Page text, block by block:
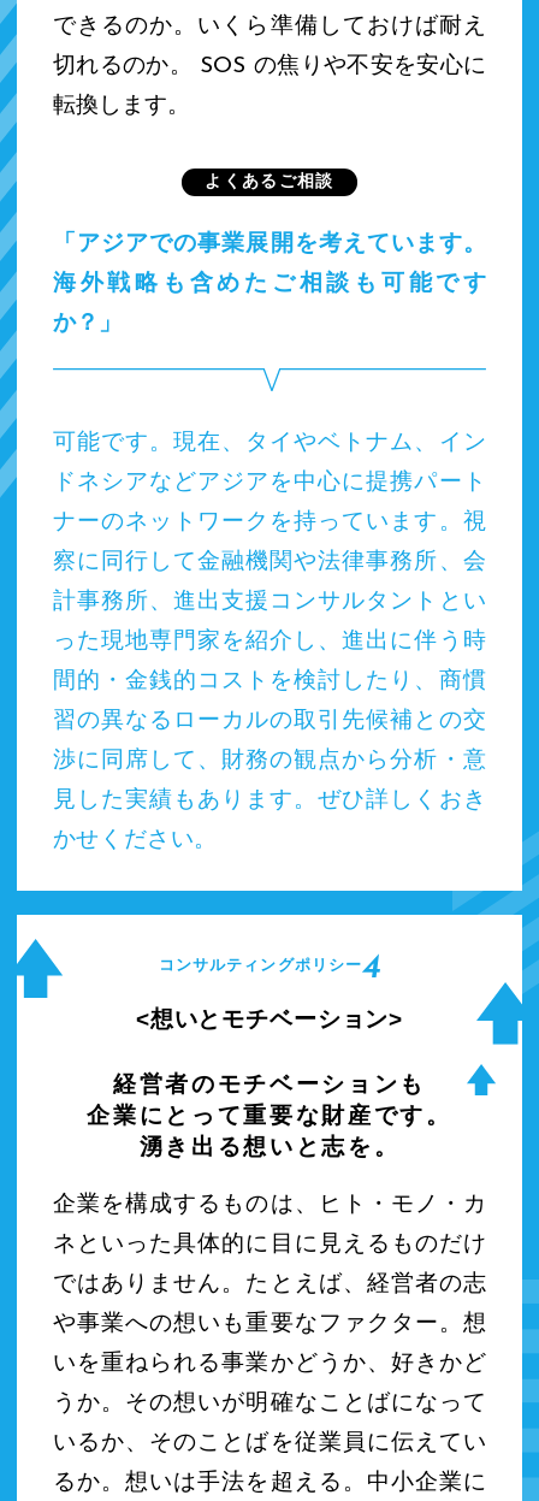
できるのか。いくら準備しておけば耐え
切れるのか。 SOS の焦りや不安を安心に
転換します。
よくあるご相談
「アジアでの事業展開を考えています。
海外戦略も含めたご相談も可能です
か？」
可能です。現在、タイやベトナム、イン
ドネシアなどアジアを中心に提携パート
ナーのネットワークを持っています。視
察に同行して金融機関や法律事務所、会
計事務所、進出支援コンサルタントとい
った現地専門家を紹介し、進出に伴う時
間的・金銭的コストを検討したり、商慣
習の異なるローカルの取引先候補との交
渉に同席して、財務の観点から分析・意
見した実績もあります。ぜひ詳しくおき
かせください。
コンサルティングポリシー4
想いとモチベーション
経営者のモチベーションも
企業にとって重要な財産です。
湧き出る想いと志を。
企業を構成するものは、ヒト・モノ・カ
ネといった具体的に目に見えるものだけ
ではありません。たとえば、経営者の志
や事業への想いも重要なファクター。想
いを重ねられる事業かどうか、好きかど
うか。その想いが明確なことばになって
いるか、そのことばを従業員に伝えてい
るか。想いは手法を超える。中小企業に